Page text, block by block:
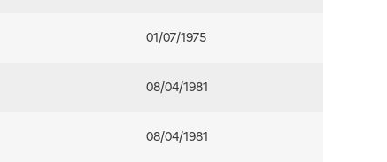
01/07/1975
08/04/1981
08/04/1981